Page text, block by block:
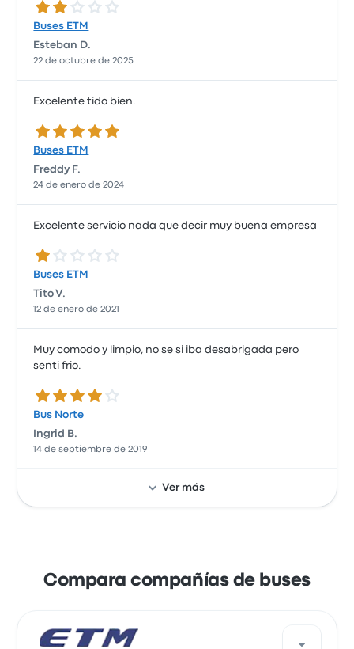
2.0 de 5 estrellas
Buses ETM
Esteban D.
22 de octubre de 2025
Excelente tido bien.
5.0 de 5 estrellas
Buses ETM
Freddy F.
24 de enero de 2024
Excelente servicio nada que decir muy buena empresa
1.0 de 5 estrellas
Buses ETM
Tito V.
12 de enero de 2021
Muy comodo y limpio, no se si iba desabrigada pero
senti frio.
4.0 de 5 estrellas
Bus Norte
Ingrid B.
14 de septiembre de 2019
11 de noviembre de 2018
Ver más
Compara compañías de buses